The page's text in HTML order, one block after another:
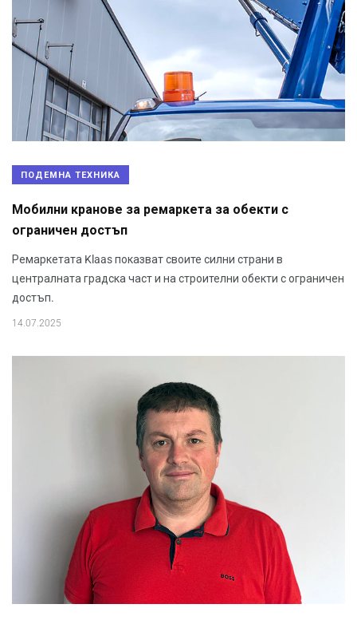
ПОДЕМНА ТЕХНИКА
Мобилни кранове за ремаркета за обекти с
ограничен достъп
Ремаркетата Klaas показват своите силни страни в
централната градска част и на строителни обекти с ограничен
достъп.
14.07.2025